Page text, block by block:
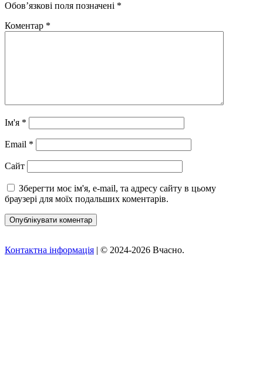
Обов’язкові поля позначені *
Коментар *
Ім'я *
Email *
Сайт
Зберегти моє ім'я, e-mail, та адресу сайту в цьому
браузері для моїх подальших коментарів.
Контактна інформація | © 2024-2026 Вчасно.